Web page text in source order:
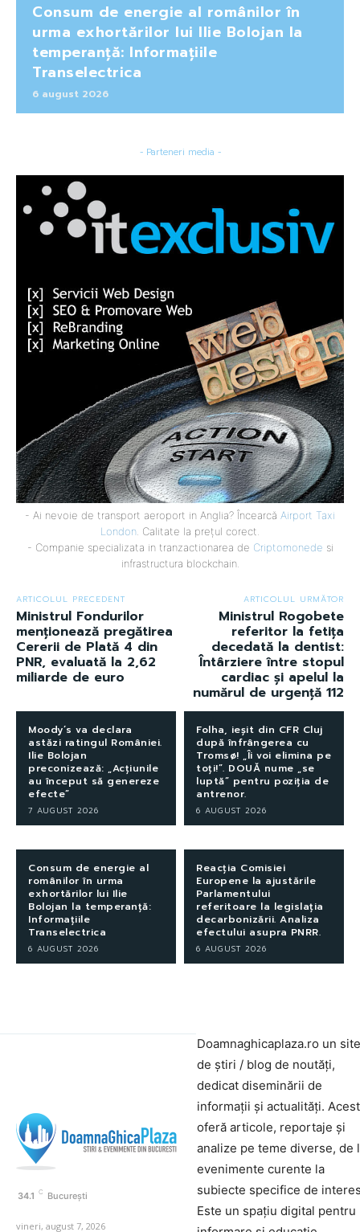
Consum de energie al românilor în
urma exhortărilor lui Ilie Bolojan la
temperanță: Informațiile
Transelectrica
6 august 2026
- Parteneri media -
- Ai nevoie de transport aeroport in Anglia? Încearcă Airport Taxi
London . Calitate la prețul corect.
- Companie specializata in tranzactionarea de Criptomonede si
infrastructura blockchain.
ARTICOLUL PRECEDENT
Ministrul Fondurilor
menționează pregătirea
Cererii de Plată 4 din
PNR, evaluată la 2,62
miliarde de euro
ARTICOLUL URMĂTOR
Ministrul Rogobete
referitor la fetița
decedată la dentist:
Întârziere între stopul
cardiac și apelul la
numărul de urgență 112
Moody’s va declara
astăzi ratingul României.
Ilie Bolojan
preconizează: „Acțiunile
au început să genereze
efecte”
7 AUGUST 2026
Folha, ieșit din CFR Cluj
după înfrângerea cu
Tromsø! „Îi voi elimina pe
toți!”. DOUĂ nume „se
luptă” pentru poziția de
antrenor.
6 AUGUST 2026
Consum de energie al
românilor în urma
exhortărilor lui Ilie
Bolojan la temperanță:
Informațiile
Transelectrica
6 AUGUST 2026
Reacția Comisiei
Europene la ajustările
Parlamentului
referitoare la legislația
decarbonizării. Analiza
efectului asupra PNRR.
6 AUGUST 2026
34.1 C București
vineri, august 7, 2026
Doamnaghicaplaza.ro un site
de știri / blog de noutăți,
dedicat diseminării de
informații și actualități.
oferă articole, reportaje și
analize pe teme diverse, de
evenimente curente la
subiecte specifice de
Este un spațiu digital pentru